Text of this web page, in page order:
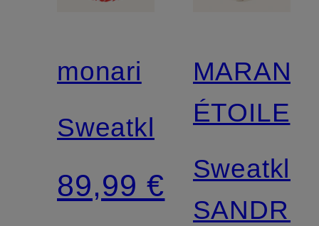
monari
Sweatkleid
89,99 €
MARANT
ÉTOILE